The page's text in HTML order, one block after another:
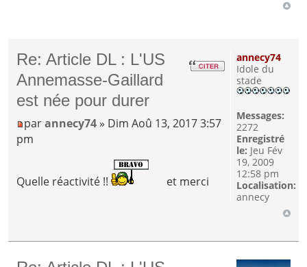
Re: Article DL : L'US
Annemasse-Gaillard
est née pour durer
parannecy74 » Dim Aoû 13, 2017 3:57
pm
Quelle réactivité !! et merci
annecy74
Idole du
stade
Messages:
2272
Enregistré
le: Jeu Fév
19, 2009
12:58 pm
Localisation:
annecy